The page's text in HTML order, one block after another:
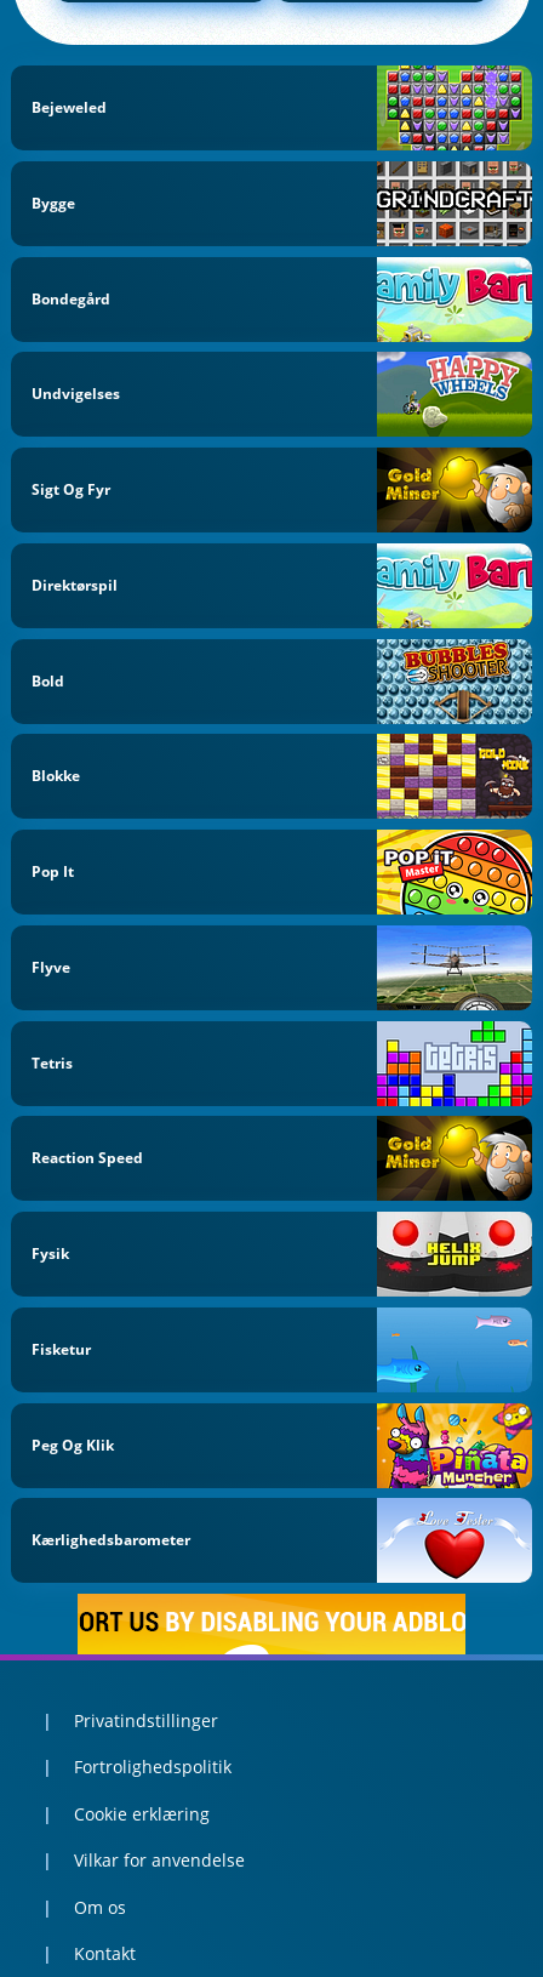
Bejeweled
Bygge
Bondegård
Undvigelses
Sigt Og Fyr
Direktørspil
Bold
Blokke
Pop It
Flyve
Tetris
Reaction Speed
Fysik
Fisketur
Peg Og Klik
Kærlighedsbarometer
Privatindstillinger
Fortrolighedspolitik
Cookie erklæring
Vilkar for anvendelse
Om os
Kontakt